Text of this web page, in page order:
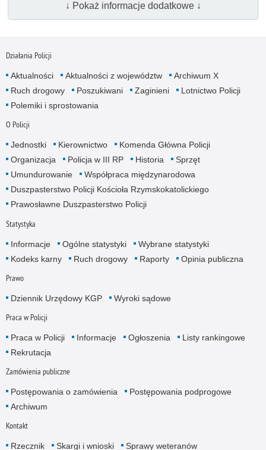
↓ Pokaż informacje dodatkowe ↓
Działania Policji
Aktualności Aktualności z województw
Archiwum X
Ruch drogowy
Poszukiwani Zaginieni
Lotnictwo Policji
Polemiki i sprostowania
O Policji
Jednostki Kierownictwo
Komenda Główna Policji
Organizacja
Policja w III RP Historia
Sprzęt
Umundurowanie
Współpraca międzynarodowa
Duszpasterstwo Policji Kościoła Rzymskokatolickiego
Prawosławne Duszpasterstwo Policji
Statystyka
Informacje Ogólne statystyki
Wybrane statystyki
Kodeks karny
Ruch drogowy Raporty Opinia publiczna
Prawo
Dziennik Urzędowy KGP Wyroki sądowe
Praca w Policji
Praca w Policji Informacje Ogłoszenia
Listy rankingowe
Rekrutacja
Zamówienia publiczne
Postępowania o zamówienia
Postępowania podprogowe
Archiwum
Kontakt
Rzecznik Skargi i wnioski Sprawy weteranów